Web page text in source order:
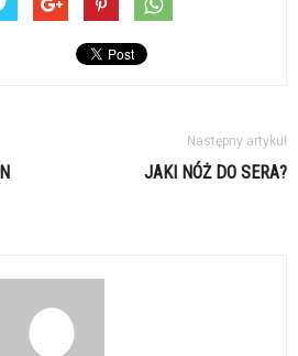
Następny artykuł
JAKI NÓŻ DO SERA?